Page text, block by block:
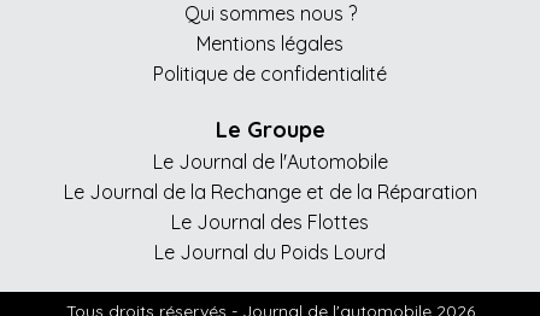
Qui sommes nous ?
Mentions légales
Politique de confidentialité
Le Groupe
Le Journal de l'Automobile
Le Journal de la Rechange et de la Réparation
Le Journal des Flottes
Le Journal du Poids Lourd
Tous droits réservés - Journal de l'automobile 2026